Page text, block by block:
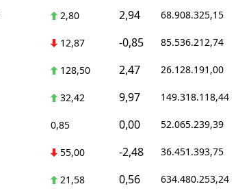
2,80 2,94 68.908.325,15
12,87 -0,85 85.536.212,74
128,50 2,47 26.128.191,00
32,42 9,97 149.318.118,44
0,85 0,00 52.065.239,39
55,00 -2,48 36.451.393,75
21,58 0,56 634.480.253,24